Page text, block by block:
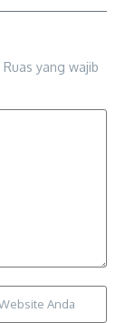
Ruas yang wajib